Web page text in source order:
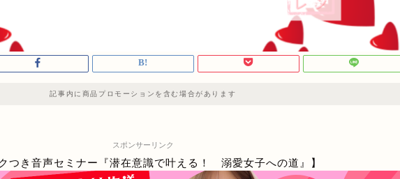
記事内に商品プロモーションを含む場合があります
スポンサーリンク
クつき音声セミナー『潜在意識で叶える！ 溺愛女子への道』】